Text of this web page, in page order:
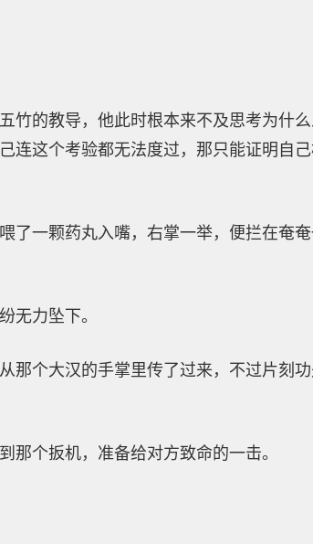
竹的教导，他此时根本来不及思考为什
连这个考验都无法度过，那只能证明自
了一颗药丸入嘴，右掌一举，便拦在奄
无力坠下。
那个大汉的手掌里传了过来，不过片刻
那个扳机，准备给对方致命的一击。